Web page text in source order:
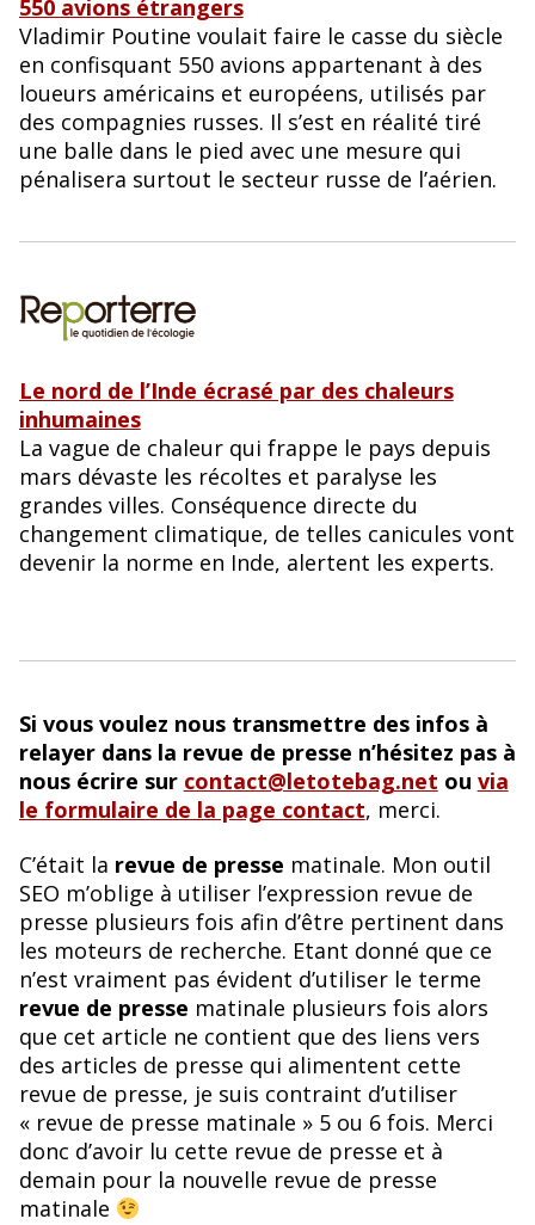
550 avions étrangers
Vladimir Poutine voulait faire le casse du siècle
en confisquant 550 avions appartenant à des
loueurs américains et européens, utilisés par
des compagnies russes. Il s’est en réalité tiré
une balle dans le pied avec une mesure qui
pénalisera surtout le secteur russe de l’aérien.
Le nord de l’Inde écrasé par des chaleurs
inhumaines
La vague de chaleur qui frappe le pays depuis
mars dévaste les récoltes et paralyse les
grandes villes. Conséquence directe du
changement climatique, de telles canicules vont
devenir la norme en Inde, alertent les experts.
Si vous voulez nous transmettre des infos à
relayer dans la revue de presse n’hésitez pas à
nous écrire sur contact@letotebag.net ou via
le formulaire de la page contact, merci.
C’était la revue de presse matinale. Mon outil
SEO m’oblige à utiliser l’expression revue de
presse plusieurs fois afin d’être pertinent dans
les moteurs de recherche. Etant donné que ce
n’est vraiment pas évident d’utiliser le terme
revue de presse matinale plusieurs fois alors
que cet article ne contient que des liens vers
des articles de presse qui alimentent cette
revue de presse, je suis contraint d’utiliser
« revue de presse matinale » 5 ou 6 fois. Merci
donc d’avoir lu cette revue de presse et à
demain pour la nouvelle revue de presse
matinale